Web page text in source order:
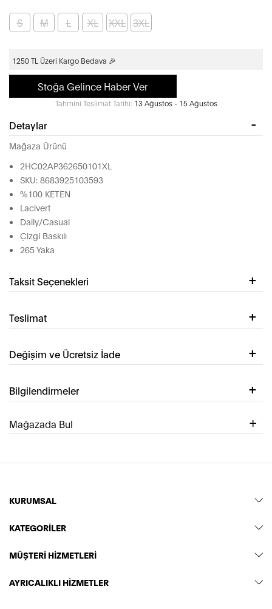
S M L XL XXL 3XL
1250 TL Üzeri Kargo Bedava 🎉
Stoğa Gelince Haber Ver
Tahmini Teslimat Tarihi: 13 Ağustos - 15 Ağustos
Detaylar
Mağaza Ürünü
2HC02AP362650101XL
SKU: 8683925103593
%100 KETEN
Lacivert
Daily/Casual
Çizgi Baskılı
265 Yaka
Taksit Seçenekleri
Teslimat
Değişim ve Ücretsiz İade
Bilgilendirmeler
Mağazada Bul
KURUMSAL
KATEGORİLER
MÜŞTERİ HİZMETLERİ
AYRICALIKLI HİZMETLER